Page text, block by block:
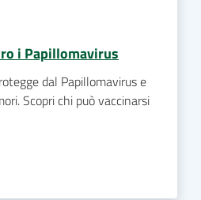
i Papillomavirus
dal Papillomavirus e
Scopri chi può vaccinarsi